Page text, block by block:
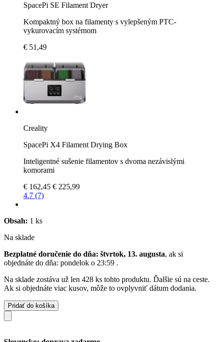
SpacePi SE Filament Dryer
Kompaktný box na filamenty s vylepšeným PTC-
vykurovacím systémom
€ 51,49
Creality
SpacePi X4 Filament Drying Box
Inteligentné sušenie filamentov s dvoma nezávislými
komorami
€ 162,45 € 225,99
4.7 (7)
Obsah: 1 ks
Na sklade
Bezplatné doručenie do dňa: štvrtok, 13. augusta, ak si
objednáte do dňa: pondelok o 23:59 .
Na sklade zostáva už len 428 ks tohto produktu. Ďalšie sú na ceste.
Ak si objednáte viac kusov, môže to ovplyvniť dátum dodania.
Pridať do košíka